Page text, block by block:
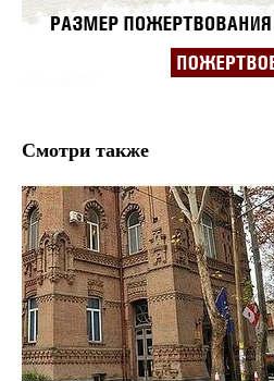
Смотри также